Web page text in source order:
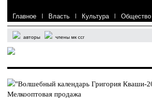
Главное | Власть | Культура | Общество
авторы члены мк ссг